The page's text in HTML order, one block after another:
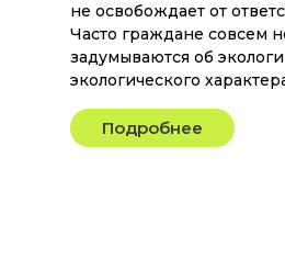
не освобождает от
Часто граждане совсем
задумываются об
экологического
Подробнее